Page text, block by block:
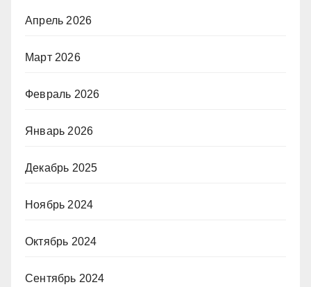
Апрель 2026
Март 2026
Февраль 2026
Январь 2026
Декабрь 2025
Ноябрь 2024
Октябрь 2024
Сентябрь 2024